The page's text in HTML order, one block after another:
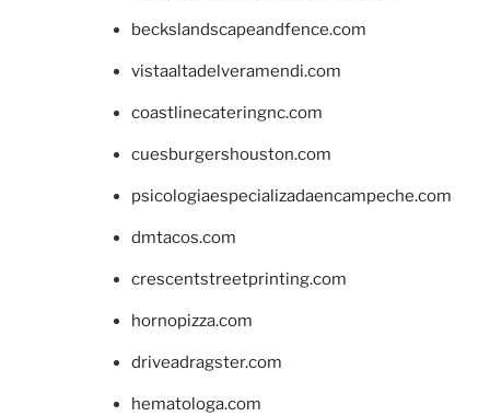
beckslandscapeandfence.com
vistaaltadelveramendi.com
coastlinecateringnc.com
cuesburgershouston.com
psicologiaespecializadaencampeche.com
dmtacos.com
crescentstreetprinting.com
hornopizza.com
driveadragster.com
hematologa.com